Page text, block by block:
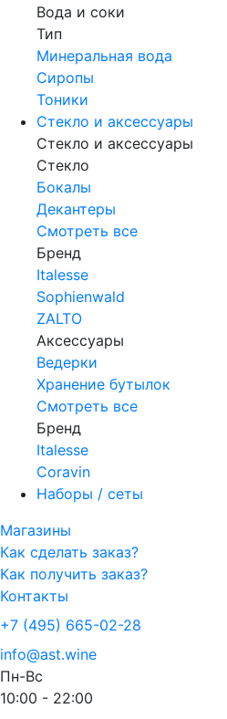
Вода и соки
Тип
Минеральная вода
Сиропы
Тоники
Стекло и аксессуары
Стекло и аксессуары
Стекло
Бокалы
Декантеры
Смотреть все
Бренд
Italesse
Sophienwald
ZALTO
Аксессуары
Ведерки
Хранение бутылок
Смотреть все
Бренд
Italesse
Coravin
Наборы / сеты
Магазины
Как сделать заказ?
Как получить заказ?
Контакты
+7 (495) 665-02-28
info@ast.wine
Пн-Вс
10:00 - 22:00